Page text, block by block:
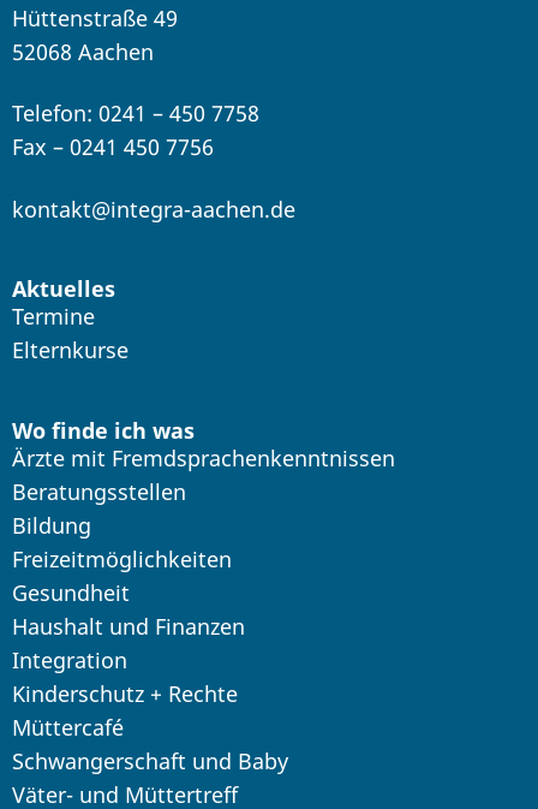
Hüttenstraße 49
52068 Aachen
Telefon: 0241 – 450 7758
Fax – 0241 450 7756
kontakt@integra-aachen.de
Aktuelles
Termine
Elternkurse
Wo finde ich was
Ärzte mit Fremdsprachenkenntnissen
Beratungsstellen
Bildung
Freizeitmöglichkeiten
Gesundheit
Haushalt und Finanzen
Integration
Kinderschutz + Rechte
Müttercafé
Schwangerschaft und Baby
Väter- und Müttertreff